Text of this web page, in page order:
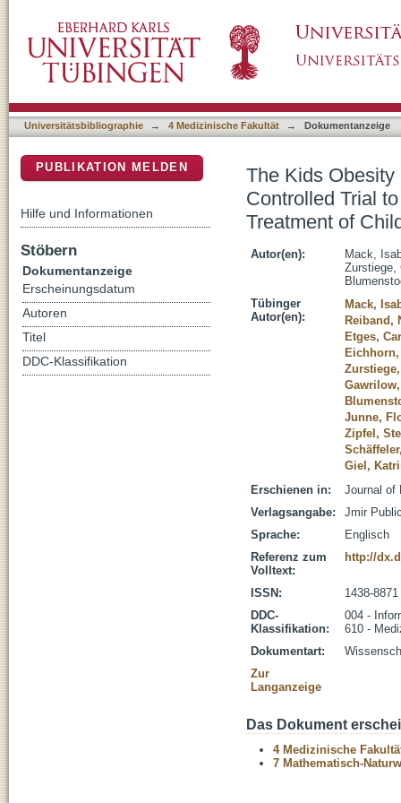
Game for the Prevention and Treatment of
Universitätsbibliographie → 4 Medizinische Fakultät → Dokumentanzeige
The Kids
Controlled Trial
Treatment of
Autor(en):
Mack,
Zurstiege,
Tübinger
Autor(en):
Mack,
Reiband,
Etges,
Junne,
Zipfel,
Giel,
Erschienen in:
Journal of
Verlagsangabe:
Jmir
Sprache:
Englisch
Referenz zum
Volltext:
http://
ISSN:
1438-8871
DDC-
Klassifikation:
004 -
610 -
Dokumentart:
Zur
Langanzeige
Das Dokument
4 Medizinische
7 Mathematisch-
PUBLIKATION MELDEN
Hilfe und Informationen
Stöbern
Dokumentanzeige
Erscheinungsdatum
Autoren
Titel
DDC-Klassifikation